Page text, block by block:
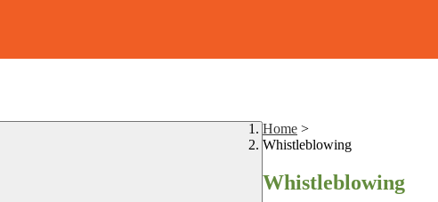
Home >
Whistleblowing
Whistleblowing